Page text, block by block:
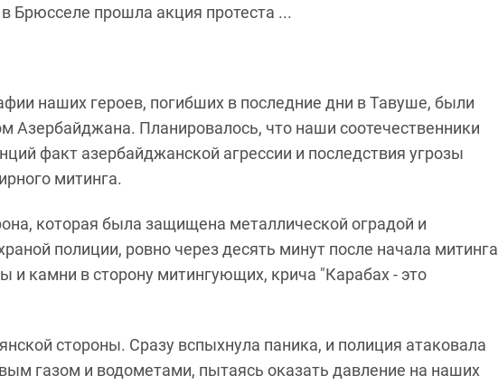
наших героев, погибших в последние дни в Тавуше, были
Азербайджана. Планировалось, что наши соотечественники
факт азербайджанской агрессии и последствия угрозы
митинга.
которая была защищена металлической оградой и
полиции, ровно через десять минут после начала митинга
и камни в сторону митингующих, крича "Карабах - это
стороны. Сразу вспыхнула паника, и полиция атаковала
газом и водометами, пытаясь оказать давление на наших